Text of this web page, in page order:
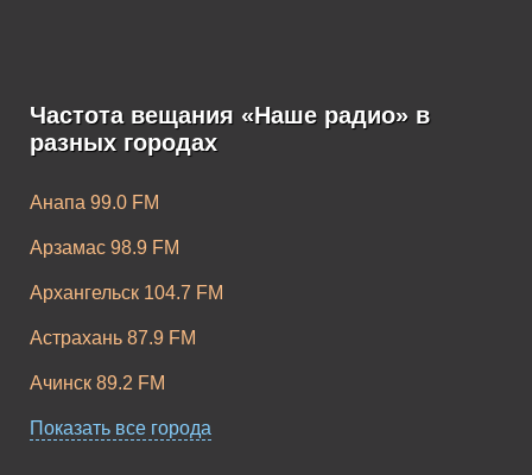
Частота вещания «Наше радио» в
разных городах
Анапа 99.0 FM
Арзамас 98.9 FM
Архангельск 104.7 FM
Астрахань 87.9 FM
Ачинск 89.2 FM
Балаково 98.8 FM
Показать все города